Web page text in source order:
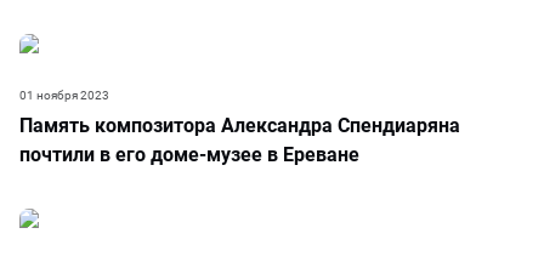
Память композитора Александра Спендиаряна
почтили в его доме-музее в Ереване
01 ноября 2023